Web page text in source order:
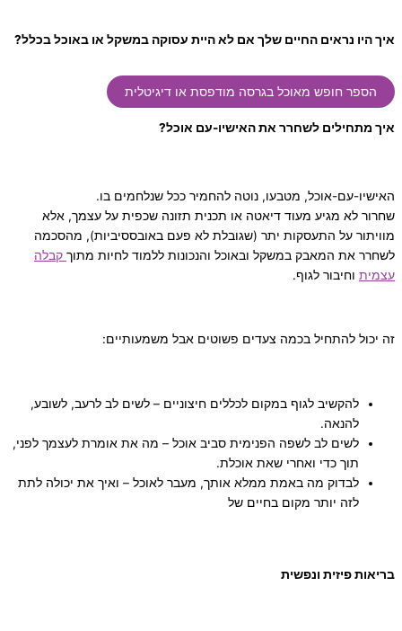
איך היו נראים החיים שלך אם לא היית עסוקה במשקל או באוכל בכלל?
הספר חופש מאוכל בגרסה מודפסת או דיגיטלית
איך מתחילים לשחרר את האישיו-עם אוכל?
האישיו-עם-אוכל, מטבעו, נוטה להחמיר ככל שנלחמים בו.
שחרור לא מגיע מעוד דיאטה או תכנית תזונה שכפית על עצמך, אלא
מוויתור על התעסקות יתר (שגובלת לא פעם באובססיביות), מהסכמה
לשחרר את המאבק במשקל ובאוכל והנכונות ללמוד לחיות מתוך קבלה
עצמית וחיבור לגוף.
זה יכול להתחיל בכמה צעדים פשוטים אבל משמעותיים:
להקשיב לגוף במקום לכללים חיצוניים – לשים לב לרעב, לשובע,
להנאה.
לשים לב לשפה הפנימית סביב אוכל – מה את אומרת לעצמך לפני,
תוך כדי ואחרי שאת אוכלת.
לבדוק מה באמת ממלא אותך, מעבר לאוכל – ואיך את יכולה לתת
לזה יותר מקום בחיים של
בריאות פיזית ונפשית